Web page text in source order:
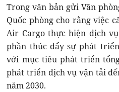
Trong văn bản gửi Văn
Quốc phòng cho rằng việc
Air Cargo thực hiện dịch
phần thúc đẩy sự phát
với mục tiêu phát triển
phát triển dịch vụ vận tải
năm 2030.